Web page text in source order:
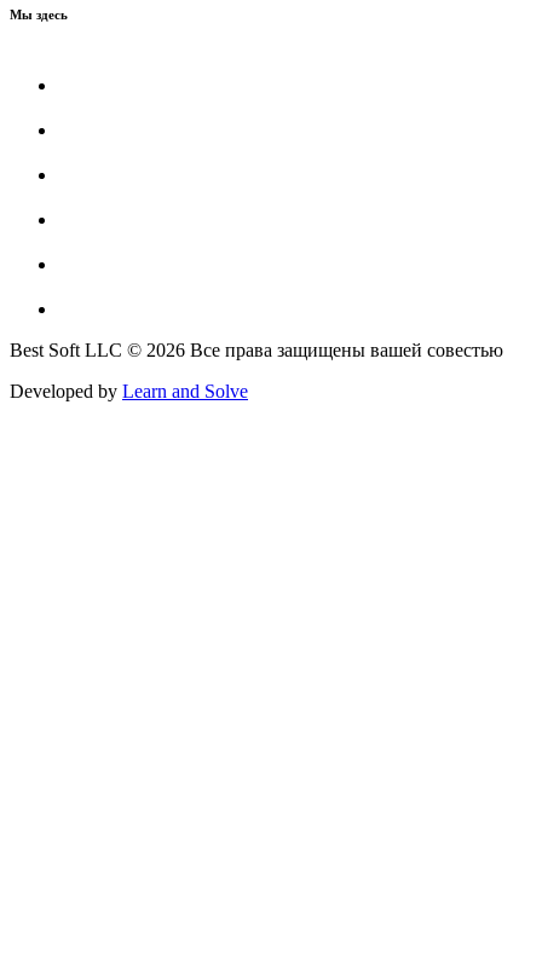
Мы здесь
Best Soft LLC © 2026 Все права защищены вашей совестью
Developed by Learn and Solve